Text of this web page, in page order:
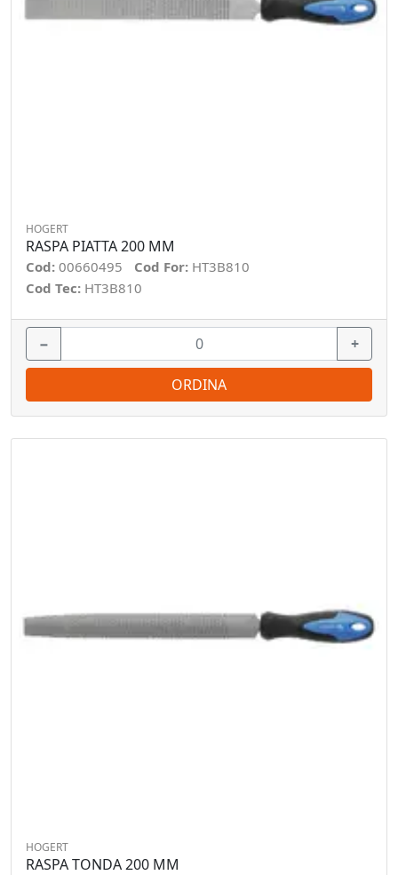
HOGERT
RASPA PIATTA 200 MM
Cod: 00660495 Cod For: HT3B810
Cod Tec: HT3B810
− +
ORDINA
HOGERT
RASPA TONDA 200 MM